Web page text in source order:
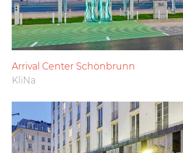
Arrival Center Schönbrunn
KliNa